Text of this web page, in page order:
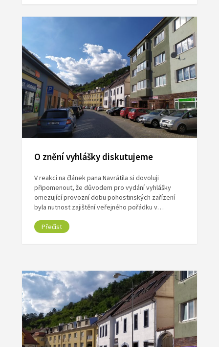
O znění vyhlášky diskutujeme
V reakci na článek pana Navrátila si dovoluji
připomenout, že důvodem pro vydání vyhlášky
omezující provozní dobu pohostinských zařízení
byla nutnost zajištění veřejného pořádku v…
Přečíst